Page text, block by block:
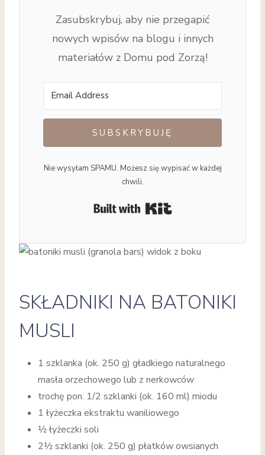
Zasubskrybuj, aby nie przegapić
nowych wpisów na blogu i innych
materiałów z Domu pod Zorzą!
SUBSKRYBUJĘ
Nie wysyłam SPAMU. Możesz się wypisać w każdej
chwili.
SKŁADNIKI NA BATONIKI
MUSLI
1 szklanka (ok. 250 g) gładkiego naturalnego
masła orzechowego lub z nerkowców
trochę pon. 1/2 szklanki (ok. 160 ml) miodu
1 łyżeczka ekstraktu waniliowego
½ łyżeczki soli
2½ szklanki (ok. 250 g) płatków owsianych